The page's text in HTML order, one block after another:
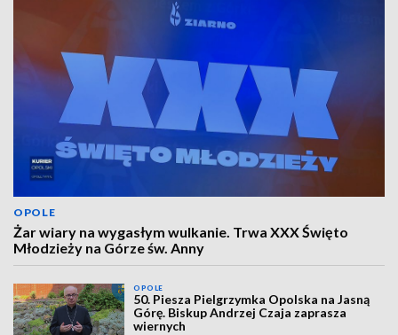
OPOLE
Żar wiary na wygasłym wulkanie. Trwa XXX Święto
Młodzieży na Górze św. Anny
OPOLE
50. Piesza Pielgrzymka Opolska na Jasną
Górę. Biskup Andrzej Czaja zaprasza
wiernych